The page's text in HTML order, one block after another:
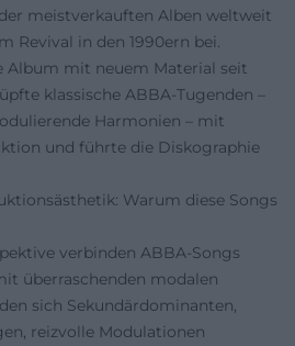
meistverkauften Alben weltweit
Revival in den 1990ern bei.
Album mit neuem Material seit
klassische ABBA-Tugenden –
Harmonien – mit
und führte die Diskographie
Warum diese Songs
verbinden ABBA-Songs
überraschenden modalen
sich Sekundärdominanten,
reizvolle Modulationen